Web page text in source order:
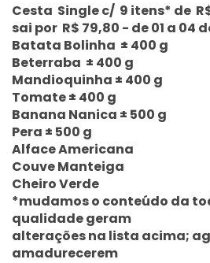
Cesta Single c/ 9 itens* de
sai por R$ 79,80 - de 01 a 04
Batata Bolinha ± 400 g
Beterraba ± 400 g
Mandioquinha ± 400 g
Tomate ± 400 g
Banana Nanica ± 500 g
Pera ± 500 g
Alface Americana
Couve Manteiga
Cheiro Verde
*mudamos o conteúdo da
qualidade geram
alterações na lista acima;
amadurecerem